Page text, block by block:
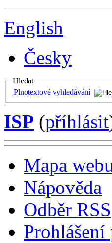
English
Česky
Hledat
Plnotextové vyhledávání
ISP (příhlásit
Mapa
Nápověda
Odběr RSS